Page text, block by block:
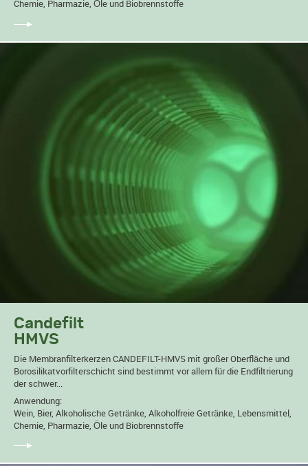
Chemie, Pharmazie, Öle und Biobrennstoffe
Candefilt
HMVS
Die Membranfilterkerzen CANDEFILT-HMVS mit großer Oberfläche und
Borosilikatvorfilterschicht sind bestimmt vor allem für die Endfiltrierung
der schwer...
Anwendung:
Wein, Bier, Alkoholische Getränke, Alkoholfreie Getränke, Lebensmittel,
Chemie, Pharmazie, Öle und Biobrennstoffe